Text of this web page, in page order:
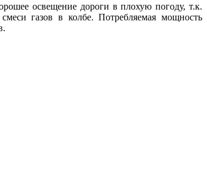
освещение дороги в плохую погоду, т.к.
газов в колбе. Потребляемая мощность